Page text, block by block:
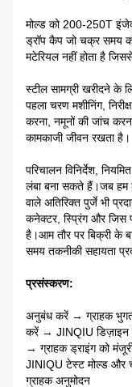
मोल्ड को 200-250T
ड्रॉप कैप जो चक्र समय
मटेरियल नहीं होता है
स्टील सामग्री खरीदने के
पहला चरण मशीनिंग,
करना, नमूनों की जांच
कामकाजी जीवन रखता है।
परिचालन विनिर्देश,
लंबा बना सकते हैं।जब हम
वाले अतिरिक्त पुर्जे भी
कनेक्टर, स्प्रिंग और जिस
है।आम तौर पर बिक्री के
समय तकनीकी सहायता
प्रसंस्करण:
अनुबंध करें → ग्राहक
करें → JINQIU डिज़ाइन
→ ग्राहक ड्राइंग को
JINIQU टेस्ट मोल्ड और
ग्राहक अनुमोदन